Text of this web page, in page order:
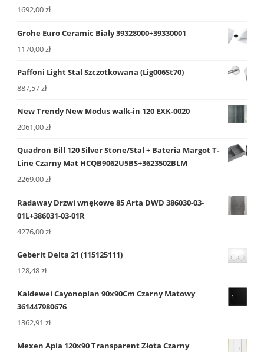
1692,00zł
Grohe Euro Ceramic Biały 39328000+39330001
1170,00zł
Paffoni Light Stal Szczotkowana (Lig006St70)
887,57zł
New Trendy New Modus walk-in 120 EXK-0020
2061,00zł
Quadron Bill 120 Silver Stone/Stal + Bateria Margot T-
Line Czarny Mat HCQB9062U5BS+3623502BLM
2269,00zł
Radaway Drzwi wnękowe 85 Arta DWD 386030-03-
01L+386031-03-01R
4276,00zł
Geberit Delta 21 (115125111)
128,48zł
Kaldewei Cayonoplan 90x90Cm Czarny Matowy
361447980676
1362,91 zł
Mexen Apia 120x90 Transparent Złota Czarny